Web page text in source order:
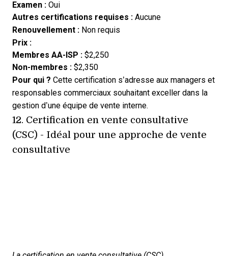
Examen : Oui
Autres certifications requises : Aucune
Renouvellement : Non requis
Prix :
Membres AA-ISP : $2,250
Non-membres : $2,350
Pour qui ? Cette certification s’adresse aux managers et
responsables commerciaux souhaitant exceller dans la
gestion d’une équipe de vente interne.
12. Certification en vente consultative
(CSC) - Idéal pour une approche de vente
consultative